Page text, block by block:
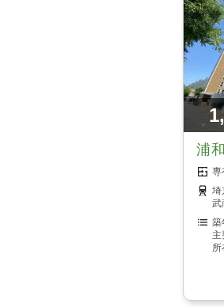
浦
埼
武